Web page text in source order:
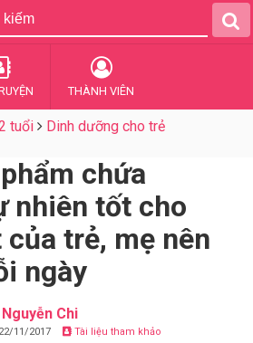
THÀNH VIÊN
tuổi Dinh dưỡng cho trẻ
chứa
nhiên tốt cho
trẻ, mẹ nên
ngày
Nguyễn Chi
11/2017 Tài liệu tham khảo